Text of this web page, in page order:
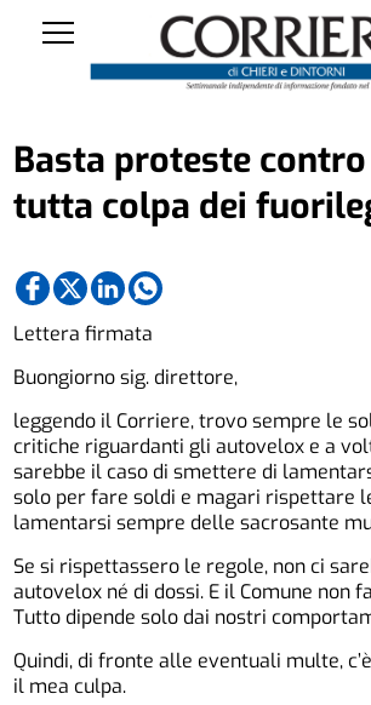
Basta proteste contro
tutta colpa dei
Lettera firmata
Buongiorno sig. direttore,
leggendo il Corriere, trovo sempre le
critiche riguardanti gli autovelox e a
sarebbe il caso di smettere di
solo per fare soldi e magari rispettare
lamentarsi sempre delle sacrosante
Se si rispettassero le regole, non ci
autovelox né di dossi. E il Comune non
Tutto dipende solo dai nostri
Quindi, di fronte alle eventuali multe,
il mea culpa.